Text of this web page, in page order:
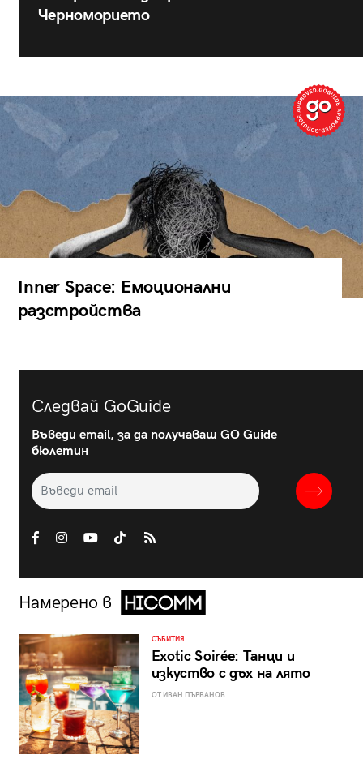
Черноморието
Inner Space: Емоционални
разстройства
Следвай GoGuide
Въведи email, за да получаваш GO Guide
бюлетин
Намерено в
СЪБИТИЯ
Exotic Soirée: Танци и
изкуство с дъх на лято
ОТ ИВАН ПЪРВАНОВ